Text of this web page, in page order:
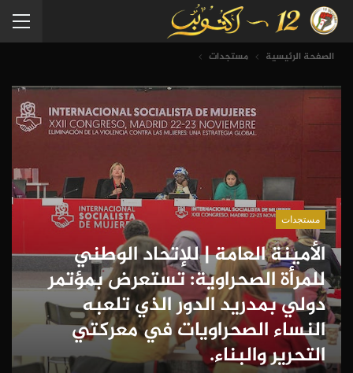
الصفحة الرئيسية مستجدات
مستجدات
الأمينة العامة | للإتحاد الوطني
للمرأة الصحراوية: تستعرض بمؤتمر
دولي بمدريد الدور الذي تلعبه
النساء الصحراويات في معركتي
التحرير والبناء.